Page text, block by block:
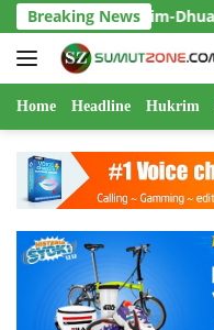
Langsung
ke
konten
Breaking News
Dhuafa Terima
Home Headline Hukrim